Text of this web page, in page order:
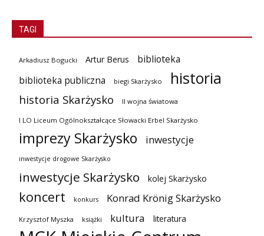
TAGI
Arkadiusz Bogucki Artur Berus
biblioteka
biblioteka publiczna
biegi Skarżysko historia
historia Skarżysko II wojna światowa
I LO Liceum Ogólnokształcące Słowacki Erbel Skarżysko
imprezy Skarżysko inwestycje
inwestycje drogowe Skarżysko
inwestycje Skarżysko kolej Skarżysko
koncert konkurs Konrad Krönig Skarżysko
Krzysztof Myszka książki kultura literatura